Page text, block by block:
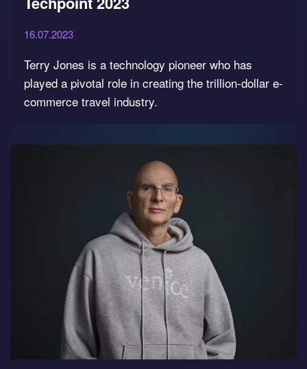
16.07.2023
Terry Jones is a technology pioneer who has
played a pivotal role in creating the trillion-dollar e-
commerce travel industry.